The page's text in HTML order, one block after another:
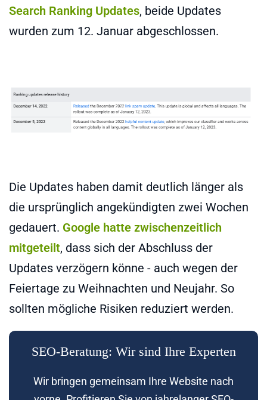
Search Ranking Updates, beide Updates
wurden zum 12. Januar abgeschlossen.
Die Updates haben damit deutlich länger als
die ursprünglich angekündigten zwei Wochen
gedauert. Google hatte zwischenzeitlich
mitgeteilt, dass sich der Abschluss der
Updates verzögern könne - auch wegen der
Feiertage zu Weihnachten und Neujahr. So
sollten mögliche Risiken reduziert werden.
SEO-Beratung: Wir sind Ihre Experten
Wir bringen gemeinsam Ihre Website nach